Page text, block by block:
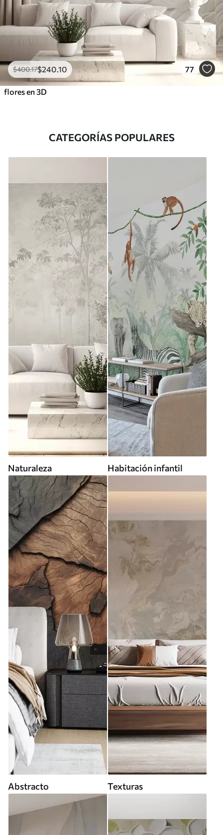
$400.17$240 .10 77
flores en 3D
CATEGORÍAS POPULARES
Naturaleza Habitación infantil
Abstracto Texturas